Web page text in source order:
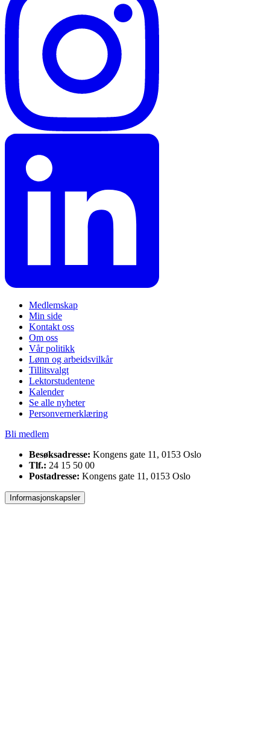
Medlemskap
Min side
Kontakt oss
Om oss
Vår politikk
Lønn og arbeidsvilkår
Tillitsvalgt
Lektorstudentene
Kalender
Se alle nyheter
Personvernerklæring
Bli medlem
Besøksadresse: Kongens gate 11, 0153 Oslo
Tlf.: 24 15 50 00
Postadresse: Kongens gate 11, 0153 Oslo
Informasjonskapsler